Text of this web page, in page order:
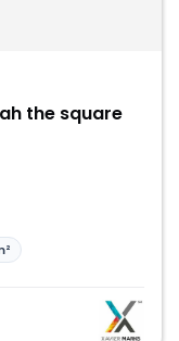
the square